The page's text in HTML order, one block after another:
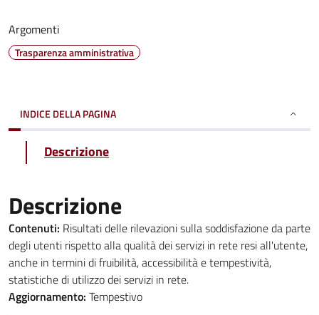
Argomenti
Trasparenza amministrativa
INDICE DELLA PAGINA
Descrizione
Descrizione
Contenuti: Risultati delle rilevazioni sulla soddisfazione da parte
degli utenti rispetto alla qualità dei servizi in rete resi all'utente,
anche in termini di fruibilità, accessibilità e tempestività,
statistiche di utilizzo dei servizi in rete.
Aggiornamento: Tempestivo